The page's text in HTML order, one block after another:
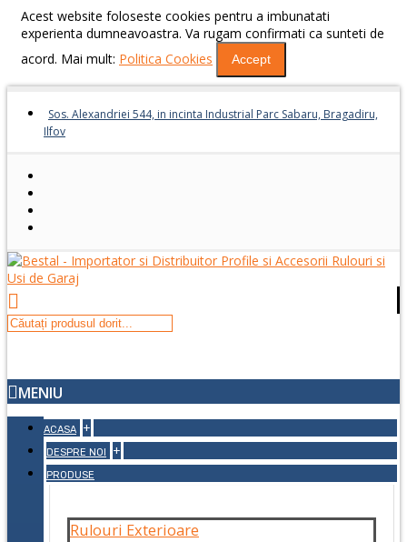
Acest website foloseste cookies pentru a imbunatati
experienta dumneavoastra. Va rugam confirmati ca sunteti de
acord. Mai mult: Politica Cookies Accept
Sos. Alexandriei 544, in incinta Industrial Parc Sabaru, Bragadiru,
Ilfov
MENIU
ACASA +
DESPRE NOI +
PRODUSE
Rulouri Exterioare